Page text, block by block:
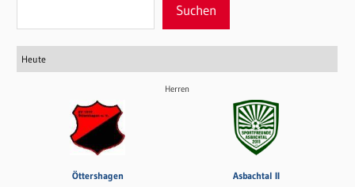
Suchen
Heute
Herren
Öttershagen Asbachtal II